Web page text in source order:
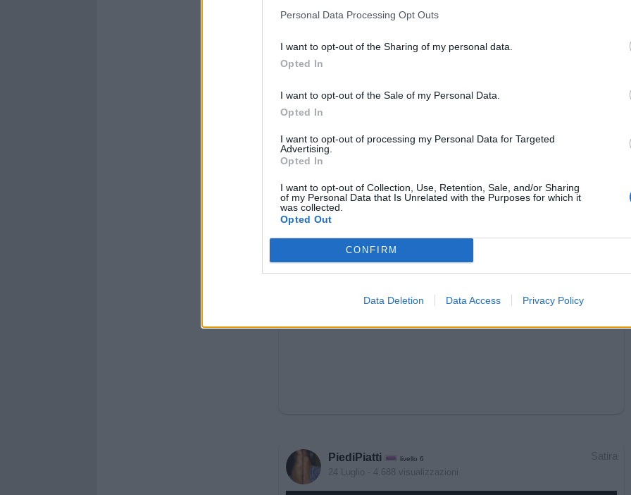
Personal Data Processing Opt Outs
I want to opt-out of the Sharing of my personal data.
Opted In
I want to opt-out of the Sale of my Personal Data.
Opted In
I want to opt-out of processing my Personal Data for Targeted
Advertising.
Opted In
I want to opt-out of Collection, Use, Retention, Sale, and/or Sharing
of my Personal Data that Is Unrelated with the Purposes for which it
was collected.
Opted Out
CONFIRM
Data Deletion Data Access Privacy Policy
3 Agosto alle ore 08:41 Ti stimo
3 Agosto alle ore 11:13
pubblicità
Satira
PiediPiatti livello 6
24 Luglio - 4.688 visualizzazioni